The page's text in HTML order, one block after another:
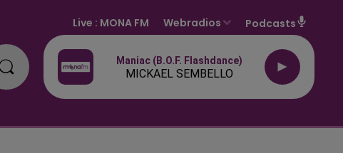
Live : MONA FM Webradios Podcasts
Maniac (b.o.f. Flashdance)
MICKAEL SEMBELLO